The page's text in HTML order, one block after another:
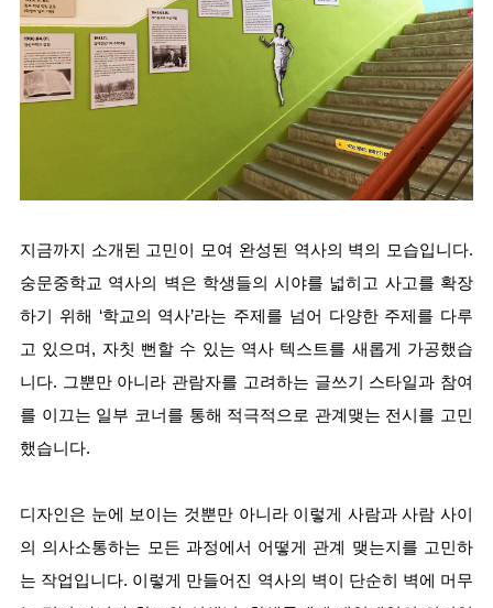
지금까지 소개된 고민이 모여 완성된 역사의 벽의 모습입니다.
숭문중학교 역사의 벽은 학생들의 시야를 넓히고 사고를 확장
하기 위해 ‘학교의 역사’라는 주제를 넘어 다양한 주제를 다루
고 있으며, 자칫 뻔할 수 있는 역사 텍스트를 새롭게 가공했습
니다. 그뿐만 아니라 관람자를 고려하는 글쓰기 스타일과 참여
를 이끄는 일부 코너를 통해 적극적으로 관계맺는 전시를 고민
했습니다.
디자인은 눈에 보이는 것뿐만 아니라 이렇게 사람과 사람 사이
의 의사소통하는 모든 과정에서 어떻게 관계 맺는지를 고민하
는 작업입니다. 이렇게 만들어진 역사의 벽이 단순히 벽에 머무